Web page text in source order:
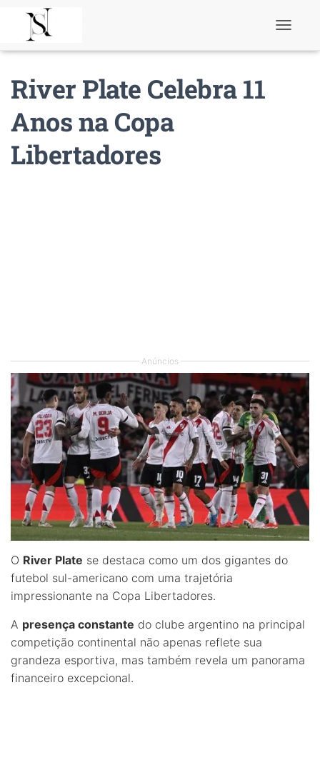
River Plate Celebra 11
Anos na Copa
Libertadores
Anúncios
O River Plate se destaca como um dos gigantes do
futebol sul-americano com uma trajetória
impressionante na Copa Libertadores.
A presença constante do clube argentino na principal
competição continental não apenas reflete sua
grandeza esportiva, mas também revela um panorama
financeiro excepcional.